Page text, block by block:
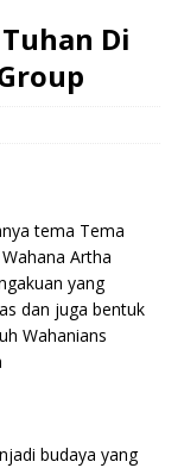
Di
tema Tema
Artha
yang
dan juga bentuk
Wahanians
budaya yang